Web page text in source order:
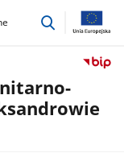
przejdź